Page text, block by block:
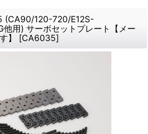
(CA90/120-720/E12S-
用) サーボセットプレート【メー
】 [CA6035]